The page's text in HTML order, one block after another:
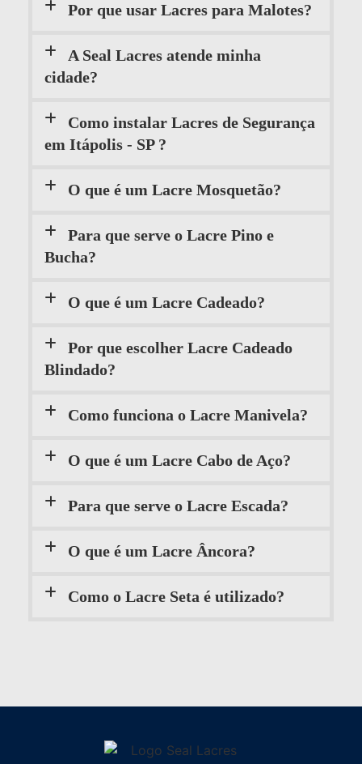
Por que usar Lacres para Malotes?
A Seal Lacres atende minha
cidade?
Como instalar Lacres de Segurança
em Itápolis - SP ?
O que é um Lacre Mosquetão?
Para que serve o Lacre Pino e
Bucha?
O que é um Lacre Cadeado?
Por que escolher Lacre Cadeado
Blindado?
Como funciona o Lacre Manivela?
O que é um Lacre Cabo de Aço?
Para que serve o Lacre Escada?
O que é um Lacre Âncora?
Como o Lacre Seta é utilizado?